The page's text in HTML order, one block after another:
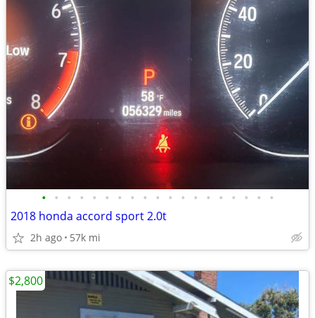
• • • • • • • • • • • • • • • • • • •
2018 honda accord sport 2.0t
2h ago 57k mi
$2,800